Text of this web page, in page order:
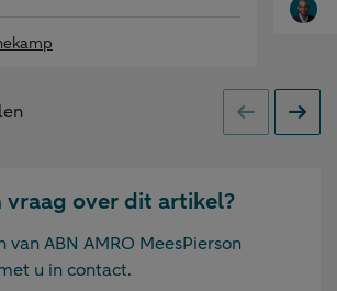
Vorige
vraag over dit artikel?
van ABN AMRO MeesPierson
u in contact.